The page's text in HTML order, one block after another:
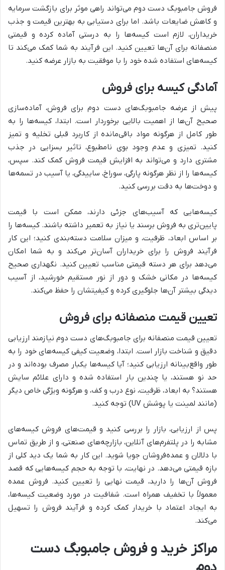
فروش جامبوبگ دست دوم می‌تواند راهی موثر برای بازگشت سرمایه
و کاهش ضایعات باشد. اما برای دستیابی به بهترین قیمت و جذب
خریداران، لازم است کیسه‌ها را به درستی آماده کرده و قیمتی
منصفانه برای آن‌ها تعیین کنید. این فرآیند به شما کمک می‌کند تا
کیسه‌های استفاده شده خود را با موفقیت به بازار عرضه کنید.
آمادگی کیسه برای فروش
پیش از عرضه جامبوبگ‌های دست دوم برای فروش، آماده‌سازی
صحیح آن‌ها از اهمیت بالایی برخوردار است. ابتدا، کیسه‌ها را به
طور کامل از هرگونه مواد باقی‌مانده از کاربرد قبلی تخلیه و تمیز
کنید. تمیزی و عدم وجود بوی نامطبوع، تاثیر بسزایی در جذب
مشتری دارد و می‌تواند به افزایش قیمت فروش کمک کند. سپس،
کیسه‌ها را از نظر هرگونه پارگی، سوراخ، ساییدگی، یا آسیب در تسمه‌ها
و دوخت‌ها به دقت بررسی کنید.
کیسه‌هایی که آسیب‌های جزئی دارند، ممکن است با قیمت
پایین‌تری به فروش برسند یا نیاز به تعمیر داشته باشند. کیسه‌ها را
بر اساس ابعاد، ظرفیت، و میزان سلامت دسته‌بندی کنید؛ این کار
فرآیند فروش را برای خریداران آسان‌تر می‌کند و به شما امکان
می‌دهد برای هر دسته قیمتی مناسب تعیین کنید. نگهداری صحیح
کیسه‌ها در مکانی خشک و دور از نور مستقیم خورشید، از آسیب
دیدگی بیشتر آن‌ها جلوگیری کرده و کیفیتشان را حفظ می‌کند.
تعیین قیمت منصفانه برای فروش
تعیین قیمت منصفانه برای جامبوبگ‌های دست دوم نیازمند ارزیابی
دقیق و شناخت بازار است. ابتدا، وضعیت کیفی کیسه‌های خود را به
طور واقع‌بینانه ارزیابی کنید؛ آیا کیسه‌ها یکبار مصرف بوده‌اند و در
حد نو هستند، یا چندین بار استفاده شده و دارای علائم سایش
هستند؟ به ابعاد، ظرفیت، نوع درب و کف، و هرگونه ویژگی خاص دیگر
(مانند لمینت یا پوشش UV) توجه کنید.
پس از ارزیابی، بازار را بررسی کنید و قیمت‌های فروش کیسه‌های
مشابه را در پلتفرم‌های آنلاین، بازارچه‌های صنعتی، و از طریق تماس
با دلالان و عمده‌فروشان جویا شوید. این کار به شما یک دید کلی از
بازه قیمتی می‌دهد. در نهایت، با توجه به حجم کیسه‌هایی که قصد
فروش آن‌ها را دارید، قیمت نهایی را تعیین کنید. فروش عمده
معمولاً با تخفیف همراه است. شفافیت در مورد وضعیت کیسه‌ها،
به ایجاد اعتماد با خریدار کمک کرده و فرآیند فروش را تسهیل
می‌کند.
مراکز خرید و فروش جامبوبگ دست